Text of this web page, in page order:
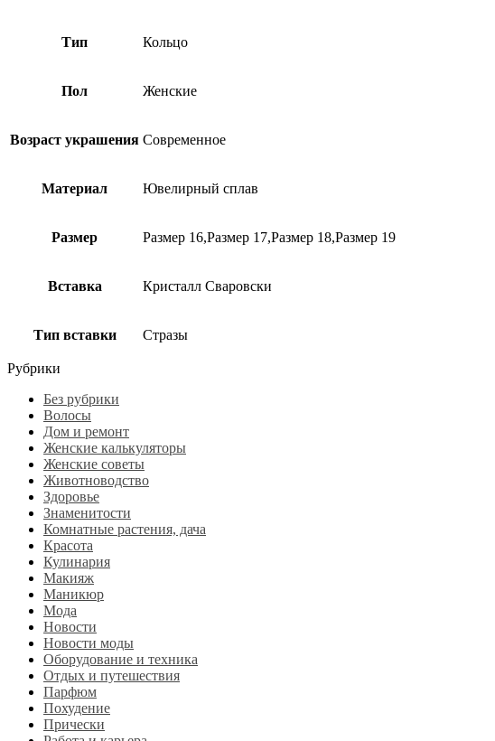
Тип Кольцо
Пол Женские
Возраст украшения Современное
Материал Ювелирный сплав
Размер Размер 16,Размер 17,Размер 18,Размер 19
Вставка Кристалл Сваровски
Тип вставки Стразы
Рубрики
Без рубрики
Волосы
Дом и ремонт
Женские калькуляторы
Женские советы
Животноводство
Здоровье
Знаменитости
Комнатные растения, дача
Красота
Кулинария
Макияж
Маникюр
Мода
Новости
Новости моды
Оборудование и техника
Отдых и путешествия
Парфюм
Похудение
Прически